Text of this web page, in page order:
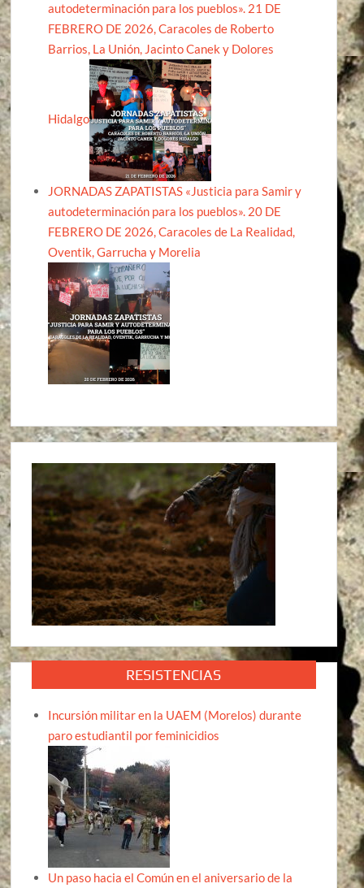
autodeterminación para los pueblos». 21 DE
FEBRERO DE 2026, Caracoles de Roberto
Barrios, La Unión, Jacinto Canek y Dolores
Hidalgo
JORNADAS ZAPATISTAS «Justicia para Samir y
autodeterminación para los pueblos». 20 DE
FEBRERO DE 2026, Caracoles de La Realidad,
Oventik, Garrucha y Morelia
RESISTENCIAS
Incursión militar en la UAEM (Morelos) durante
paro estudiantil por feminicidios
Un paso hacia el Común en el aniversario de la